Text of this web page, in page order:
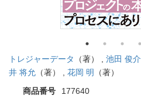
トレジャーデータ （著） , 池田 俊介
井 将允 （著） , 花岡 明
（著）
商品番号
177640